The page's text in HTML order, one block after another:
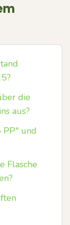
die
aus?
PP" und
Flasche